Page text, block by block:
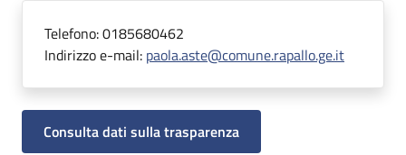
Telefono:0185680462
Indirizzo e-mail: paola.aste@comune.rapallo.ge.it
Consulta dati sulla trasparenza